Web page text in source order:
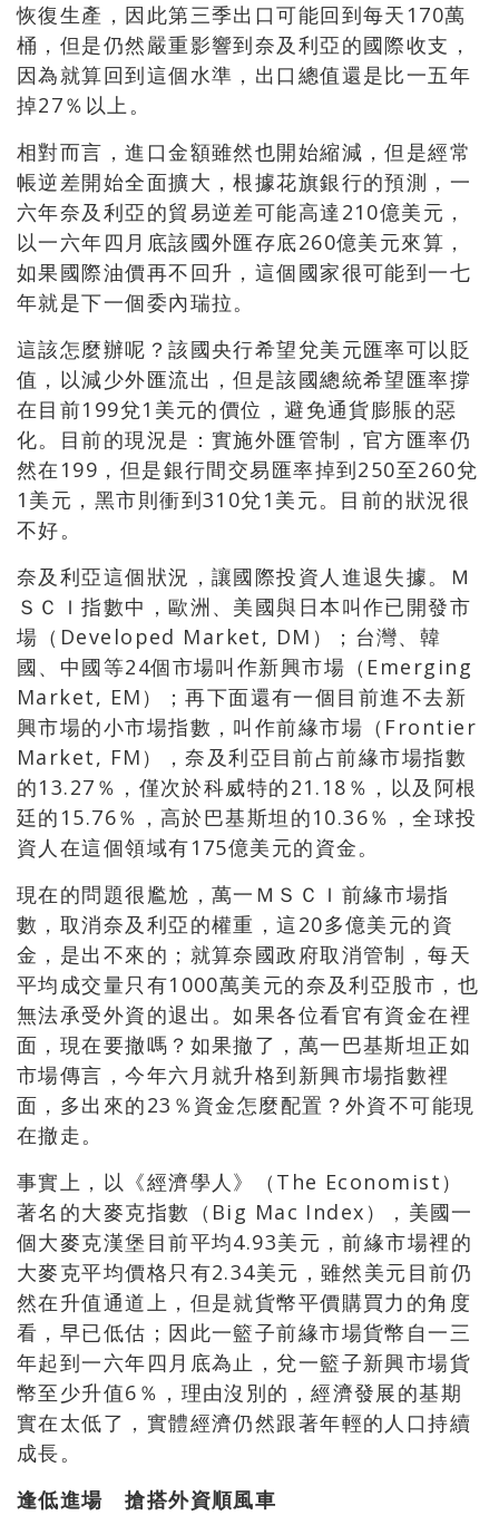
恢復生產，因此第三季出口可能回到每天170萬
桶，但是仍然嚴重影響到奈及利亞的國際收支，
因為就算回到這個水準，出口總值還是比一五年
掉27％以上。
相對而言，進口金額雖然也開始縮減，但是經常
帳逆差開始全面擴大，根據花旗銀行的預測，一
六年奈及利亞的貿易逆差可能高達210億美元，
以一六年四月底該國外匯存底260億美元來算，
如果國際油價再不回升，這個國家很可能到一七
年就是下一個委內瑞拉。
這該怎麼辦呢？該國央行希望兌美元匯率可以貶
值，以減少外匯流出，但是該國總統希望匯率撐
在目前199兌1美元的價位，避免通貨膨脹的惡
化。目前的現況是：實施外匯管制，官方匯率仍
然在199，但是銀行間交易匯率掉到250至260兌
1美元，黑市則衝到310兌1美元。目前的狀況很
不好。
奈及利亞這個狀況，讓國際投資人進退失據。Ｍ
ＳＣＩ指數中，歐洲、美國與日本叫作已開發市
場（Developed Market, DM）；台灣、韓
國、中國等24個市場叫作新興市場（Emerging
Market, EM）；再下面還有一個目前進不去新
興市場的小市場指數，叫作前緣市場（Frontier
Market, FM），奈及利亞目前占前緣市場指數
的13.27％，僅次於科威特的21.18％，以及阿根
廷的15.76％，高於巴基斯坦的10.36％，全球投
資人在這個領域有175億美元的資金。
現在的問題很尷尬，萬一ＭＳＣＩ前緣市場指
數，取消奈及利亞的權重，這20多億美元的資
金，是出不來的；就算奈國政府取消管制，每天
平均成交量只有1000萬美元的奈及利亞股市，也
無法承受外資的退出。如果各位看官有資金在裡
面，現在要撤嗎？如果撤了，萬一巴基斯坦正如
市場傳言，今年六月就升格到新興市場指數裡
面，多出來的23％資金怎麼配置？外資不可能現
在撤走。
事實上，以《經濟學人》（The Economist）
著名的大麥克指數（Big Mac Index），美國一
個大麥克漢堡目前平均4.93美元，前緣市場裡的
大麥克平均價格只有2.34美元，雖然美元目前仍
然在升值通道上，但是就貨幣平價購買力的角度
看，早已低估；因此一籃子前緣市場貨幣自一三
年起到一六年四月底為止，兌一籃子新興市場貨
幣至少升值6％，理由沒別的，經濟發展的基期
實在太低了，實體經濟仍然跟著年輕的人口持續
成長。
逢低進場 搶搭外資順風車